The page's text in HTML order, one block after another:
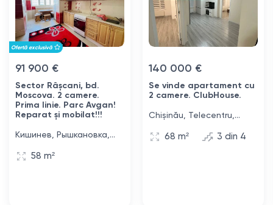
Ofertă exclusivă
91 900 €
Sector Râșcani, bd.
Moscova. 2 camere.
Prima linie. Parc Avgan!
Reparat și mobilat!!!
Кишинев, Рышкановка,
58 m²
140 000 €
Se vinde apartament cu
2 camere. ClubHouse.
Chișinău, Telecentru,
68 m² 3 din 4